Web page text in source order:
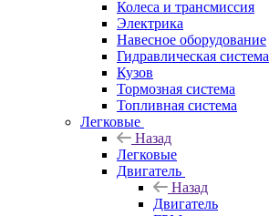
Колеса и трансмиссия
Электрика
Навесное оборудование
Гидравлическая система
Кузов
Тормозная система
Топливная система
Легковые
Назад
Легковые
Двигатель
Назад
Двигатель